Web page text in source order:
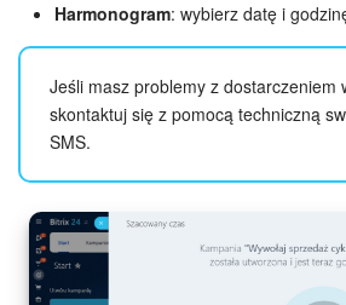
Harmonogram: wybierz datę i
Jeśli masz problemy z dostarczeniem
skontaktuj się z pomocą techniczną
SMS.